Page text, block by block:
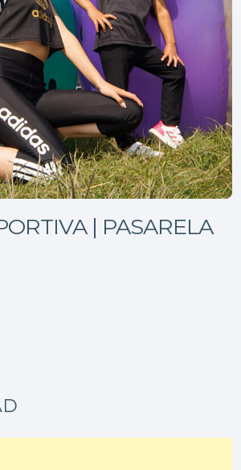
| PASARELA